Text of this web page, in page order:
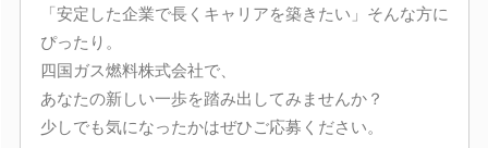
「安定した企業で長くキャリアを築きたい」そんな方に
ぴったり。
四国ガス燃料株式会社で、
あなたの新しい一歩を踏み出してみませんか？
少しでも気になったかはぜひご応募ください。